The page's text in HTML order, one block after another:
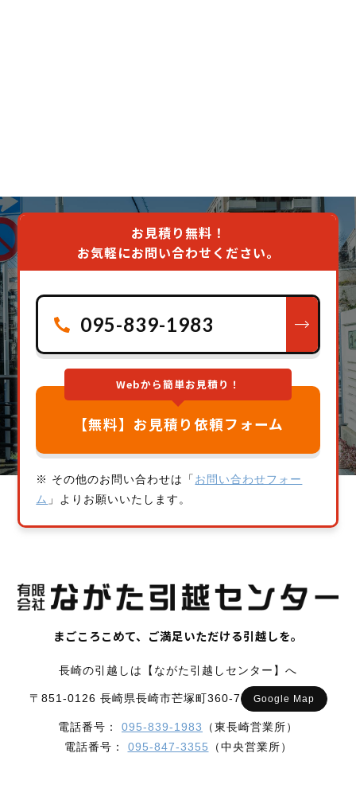
お見積り無料！
お気軽にお問い合わせください。
095-839-1983
Webから簡単お見積り！
【無料】お見積り依頼フォーム
※ その他のお問い合わせは「 お問い合わせフォー
ム 」よりお願いいたします。
まごころこめて、ご満足いただける引越しを。
長崎の引越しは【ながた引越しセンター】へ
〒851-0126 長崎県長崎市芒塚町360-7 Google Map
電話番号： 095-839-1983
（東長崎営業所）
電話番号： 095-847-3355 （中央営業所）